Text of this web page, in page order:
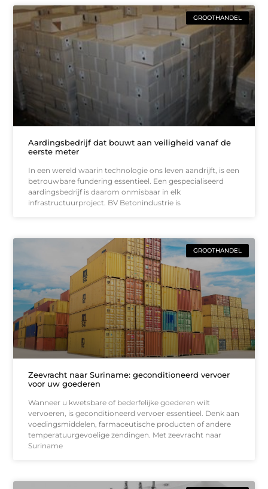
GROOTHANDEL
Aardingsbedrijf dat bouwt aan veiligheid vanaf de
eerste meter
In een wereld waarin technologie ons leven aandrijft, is een
betrouwbare fundering essentieel. Een gespecialiseerd
aardingsbedrijf is daarom onmisbaar in elk
infrastructuurproject. BV Betonindustrie is
GROOTHANDEL
Zeevracht naar Suriname: geconditioneerd vervoer
voor uw goederen
Wanneer u kwetsbare of bederfelijke goederen wilt
vervoeren, is geconditioneerd vervoer essentieel. Denk aan
voedingsmiddelen, farmaceutische producten of andere
temperatuurgevoelige zendingen. Met zeevracht naar
Suriname